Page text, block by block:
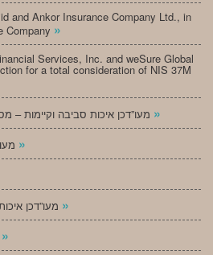
and Ankor Insurance Company Ltd., in
Company »
Services, Inc. and weSure Global
for a total consideration of NIS 37M
»
»
»
»